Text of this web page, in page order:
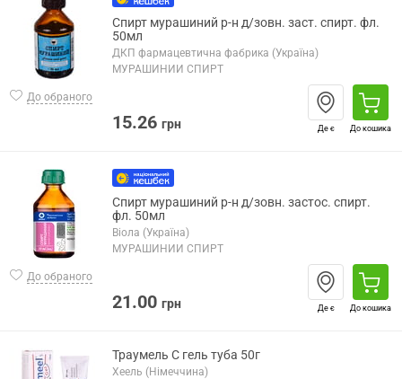
До обраного
Спирт мурашиний р-н д/зовн. заст. спирт. фл.
50мл
ДКП фармацевтична фабрика (Україна)
МУРАШИНИЙ СПИРТ
15.26 грн Де є До кошика
До обраного
Спирт мурашиний р-н д/зовн. застос. спирт.
фл. 50мл
Віола (Україна)
МУРАШИНИЙ СПИРТ
21.00 грн Де є До кошика
Траумель С гель туба 50г
Хеель (Німеччина)